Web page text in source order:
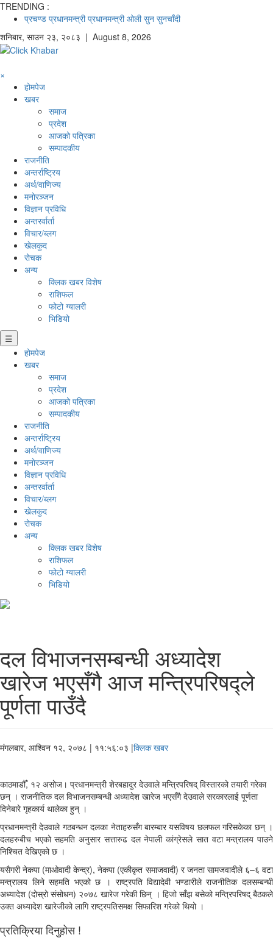
TRENDING :
प्रचण्ड प्रधानमन्त्री प्रधानमन्त्री ओली सुन सुनचाँदी
शनिबार, साउन २३, २०८३ | August 8, 2026
×
होमपेज
खबर
समाज
प्रदेश
आजको पत्रिका
सम्पादकीय
राजनीति
अन्तर्राष्ट्रिय
अर्थ/वाणिज्य
मनाेरञ्जन
विज्ञान प्रविधि
अन्तरर्वार्ता
विचार/ब्लग
खेलकुद
रोचक
अन्य
क्लिक खबर विशेष
राशिफल
फोटो ग्यालरी
भिडियो
☰
होमपेज
खबर
समाज
प्रदेश
आजको पत्रिका
सम्पादकीय
राजनीति
अन्तर्राष्ट्रिय
अर्थ/वाणिज्य
मनाेरञ्जन
विज्ञान प्रविधि
अन्तरर्वार्ता
विचार/ब्लग
खेलकुद
रोचक
अन्य
क्लिक खबर विशेष
राशिफल
फोटो ग्यालरी
भिडियो
दल विभाजनसम्बन्धी अध्यादेश
खारेज भएसँगै आज मन्त्रिपरिषद्ले
पूर्णता पाउँदै
मंगलबार, आश्विन १२, २०७८ | ११:५६:०३ |क्लिक खबर
काठमाडौँ, १२ असोज। प्रधानमन्त्री शेरबहादुर देउवाले मन्त्रिपरिषद् विस्तारको तयारी गरेका
छन् । राजनीतिक दल विभाजनसम्बन्धी अध्यादेश खारेज भएसँगै देउवाले सरकारलाई पूर्णता
दिनेबारे गृहकार्य थालेका हुन् ।
प्रधानमन्त्री देउवाले गठबन्धन दलका नेताहरुसँग बारम्बार यसविषय छलफल गरिसकेका छन् ।
दलहरुबीच भएको सहमति अनुसार सत्तारुढ दल नेपाली कांग्रेसले सात वटा मन्त्रालय पाउने
निश्चित देखिएको छ ।
यसैगरी नेकपा (माओवादी केन्द्र), नेकपा (एकीकृत समाजवादी) र जनता सामजवादीले ६–६ वटा
मन्त्रालय लिने सहमति भएको छ । राष्ट्रपति विद्यादेवी भण्डारीले राजनीतिक दलसम्बन्धी
अध्यादेश (दोस्रो संसोधन) २०७८ खारेज गरेकी छिन् । हिजो साँझ बसेको मन्त्रिपरिषद् बैठकले
उक्त अध्यादेश खारेजीको लागि राष्ट्रपतिसमक्ष सिफारिश गरेको थियो ।
प्रतिक्रिया दिनुहोस !